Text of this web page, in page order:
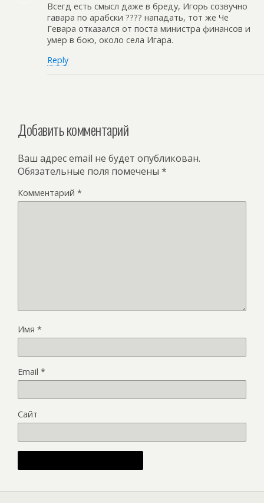
Всегд есть смысл даже в бреду, Игорь созвучно
гавара по арабски ???? нападать, тот же Че
Гевара отказался от поста министра финансов и
умер в бою, около села Игара.
Reply
Добавить комментарий
Ваш адрес email не будет опубликован.
Обязательные поля помечены *
Комментарий *
Имя *
Email *
Сайт